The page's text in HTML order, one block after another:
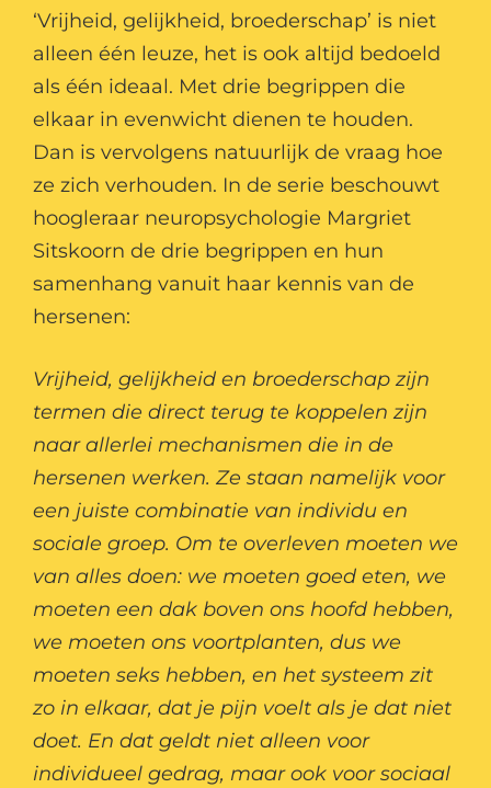
‘Vrijheid, gelijkheid, broederschap’ is niet
alleen één leuze, het is ook altijd bedoeld
als één ideaal. Met drie begrippen die
elkaar in evenwicht dienen te houden.
Dan is vervolgens natuurlijk de vraag hoe
ze zich verhouden. In de serie beschouwt
hoogleraar neuropsychologie Margriet
Sitskoorn de drie begrippen en hun
samenhang vanuit haar kennis van de
hersenen:
Vrijheid, gelijkheid en broederschap zijn
termen die direct terug te koppelen zijn
naar allerlei mechanismen die in de
hersenen werken. Ze staan namelijk voor
een juiste combinatie van individu en
sociale groep. Om te overleven moeten we
van alles doen: we moeten goed eten, we
moeten een dak boven ons hoofd hebben,
we moeten ons voortplanten, dus we
moeten seks hebben, en het systeem zit
zo in elkaar, dat je pijn voelt als je dat niet
doet. En dat geldt niet alleen voor
individueel gedrag, maar ook voor sociaal